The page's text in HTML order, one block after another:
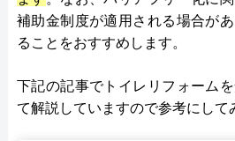
補助金制度が適用される場合が
ることをおすすめします。
下記の記事でトイレリフォーム
て解説していますので参考にして